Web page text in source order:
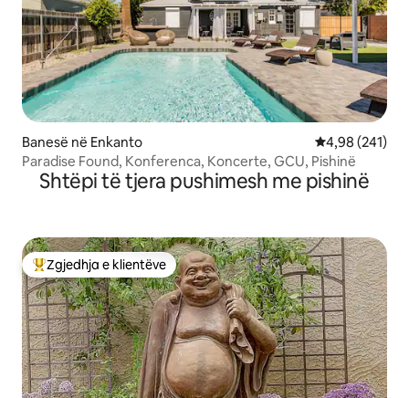
Banesë në Enkanto Vlerësimi
4,98 (241)
Paradise Found, Konferenca, Koncerte, GCU, Pishinë
Shtëpi të tjera pushimesh me pishinë
Më të mirat e zgjedhjeve të klientëve
Zgjedhja e klientëve